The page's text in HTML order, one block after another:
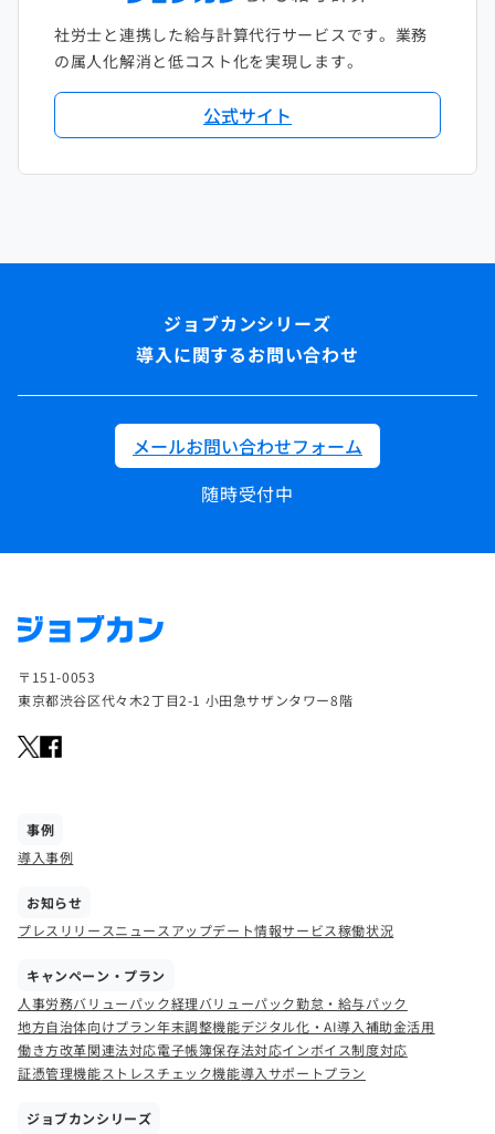
社労士と連携した給与計算代行サービスです。業務
の属人化解消と低コスト化を実現します。
公式サイト
導入に関するお問い合わせ
メールお問い合わせフォーム
随時受付中
〒151-0053
東京都渋谷区代々木2丁目2-1 小田急サザンタワー8階
事例
導入事例
お知らせ
プレスリリースニュース アップデート情報サービス稼働状況
キャンペーン・プラン
人事労務バリューパック経理バリューパック勤怠・給与パック
地方自治体向けプラン年末調整機能デジタル化・AI導入補助金活用
働き方改革関連法対応電子帳簿保存法対応インボイス制度対応
証憑管理機能ストレスチェック機能導入サポートプラン
ジョブカンシリーズ